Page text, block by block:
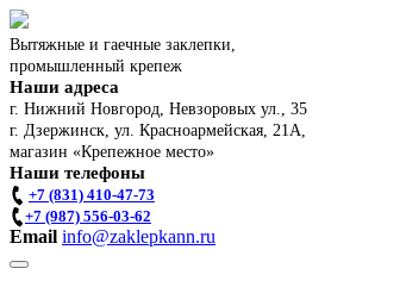
Вытяжные и гаечные заклепки,
промышленный крепеж
Наши адреса
г. Нижний Новгород, Невзоровых ул., 35
г. Дзержинск, ул. Красноармейская, 21А,
магазин «Крепежное место»
Наши телефоны
+7 (831) 410-47-73
+7 (987) 556-03-62
Email info@zaklepkann.ru